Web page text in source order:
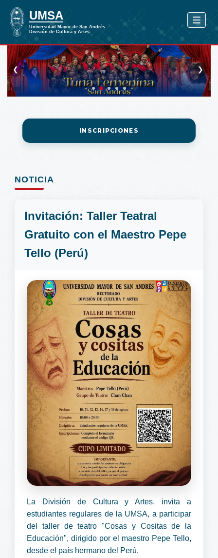
❮ ❯
INSCRIPCIONES
NOTICIA
Invitación: Taller Teatral
Gratuito con el Maestro Pepe
Tello (Perú)
La División de Cultura y Artes, invita a
estudiantes regulares de la UMSA, a participar
del taller de teatro "Cosas y Cositas de la
Educación", dirigido por el maestro Pepe Tello,
desde el país hermano del Perú.